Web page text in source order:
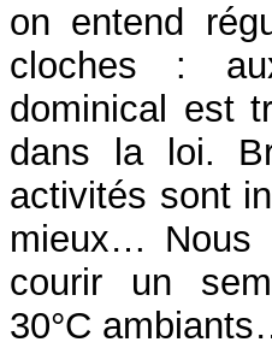
on entend
cloches :
dominical est
dans la loi.
activités sont
mieux… Nous
courir un
30°C